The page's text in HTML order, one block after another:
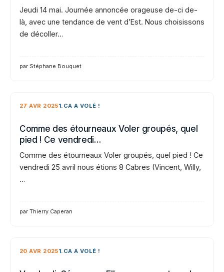
Jeudi 14 mai. Journée annoncée orageuse de-ci de-
là, avec une tendance de vent d’Est. Nous choisissons
de décoller…
par Stéphane Bouquet
27 AVR 20251.CA A VOLÉ !
Comme des étourneaux Voler groupés, quel
pied ! Ce vendredi…
Comme des étourneaux Voler groupés, quel pied ! Ce
vendredi 25 avril nous étions 8 Cabres (Vincent, Willy,
…
par Thierry Caperan
20 AVR 20251.CA A VOLÉ !